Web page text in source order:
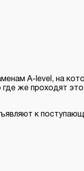
A-level, на
где же проходят
к